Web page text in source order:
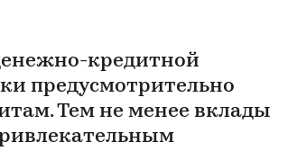
кредитной
предусмотрительно
Тем не менее вклады